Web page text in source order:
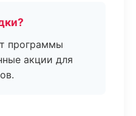
программы
акции для